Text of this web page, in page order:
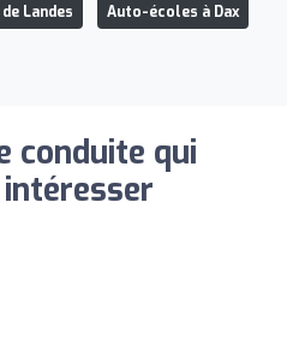
Landes Auto-écoles à Dax
conduite qui